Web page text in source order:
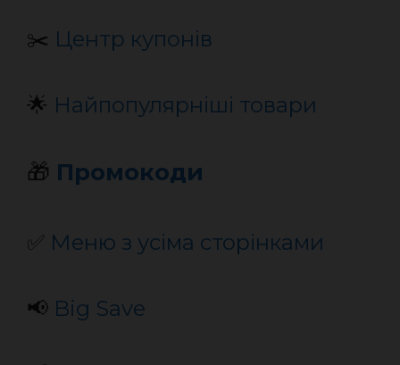
✂️ Центр купонів
🌟 Найпопулярніші товари
🎁 Промокоди
✅ Меню з усіма сторінками
📢 Big Save